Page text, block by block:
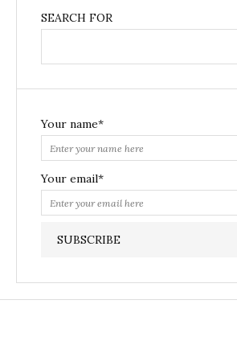
SEARCH FOR
Your name*
Your email*